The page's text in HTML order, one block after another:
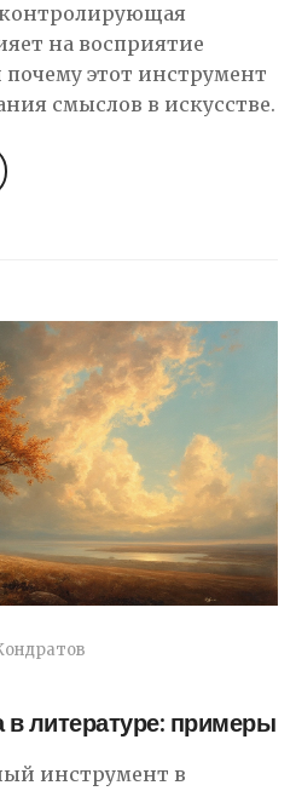
контролирующая
на восприятие
этот инструмент
смыслов в искусстве.
литературе: примеры
инструмент в